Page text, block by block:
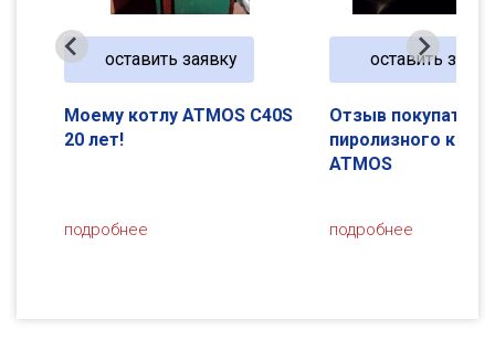
Отзыв покупателя
пиролизного котла
подробнее
оставить заявку
Отзыв покупателя
пиролизного котла
ATMOS DC22S
подробнее
оставить